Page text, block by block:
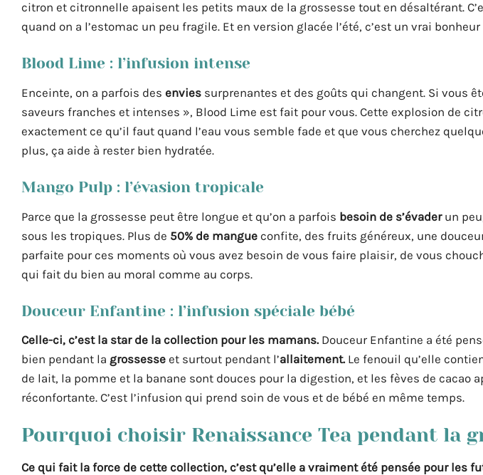
citron et citronnelle apaisent les petits maux de la grossesse tout en désaltérant.
quand on a l’estomac un peu fragile. Et en version glacée l’été, c’est un vrai bonheur
Blood Lime : l’infusion intense
Enceinte, on a parfois des envies surprenantes et des goûts qui changent. Si vous
saveurs franches et intenses », Blood Lime est fait pour vous. Cette explosion de
exactement ce qu’il faut quand l’eau vous semble fade et que vous cherchez
plus, ça aide à rester bien hydratée.
Mango Pulp : l’évasion tropicale
Parce que la grossesse peut être longue et qu’on a parfois besoin de s’évaderun
sous les tropiques. Plus de 50% de mangue confite, des fruits généreux, une
parfaite pour ces moments où vous avez besoin de vous faire plaisir, de vous
qui fait du bien au moral comme au corps.
Douceur Enfantine : l’infusion spéciale bébé
Celle-ci, c’est la star de la collection pour les mamans. Douceur Enfantine a été
bien pendant la grossesse et surtout pendant l’allaitement. Le fenouil qu’elle
de lait, la pomme et la banane sont douces pour la digestion, et les fèves de cacao
réconfortante. C’est l’infusion qui prend soin de vous et de bébé en même temps.
Pourquoi choisir Renaissance Tea pendant la
Ce qui fait la force de cette collection, c’est qu’elle a vraiment été pensée pour les